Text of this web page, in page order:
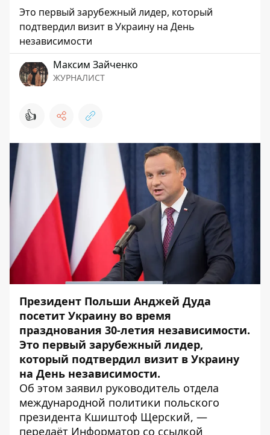
Это первый зарубежный лидер, который
подтвердил визит в Украину на День
независимости
Максим Зайченко
ЖУРНАЛИСТ
👍
Президент Польши Анджей Дуда
посетит Украину во время
празднования 30-летия независимости.
Это первый зарубежный лидер,
который подтвердил визит в Украину
на День независимости.
Об этом заявил руководитель отдела
международной политики польского
президента Кшиштоф Щерский, —
передаёт Информатор со ссылкой